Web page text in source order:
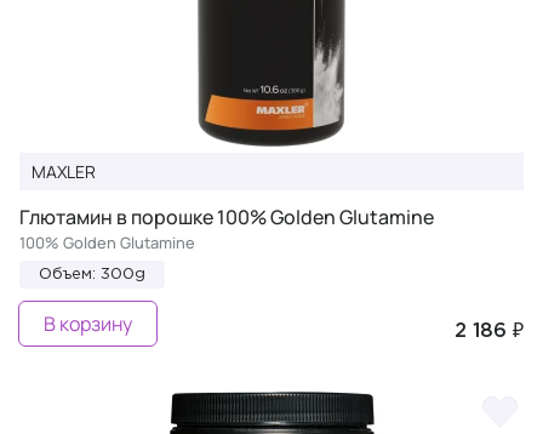
MAXLER
Глютамин в порошке 100% Golden Glutamine
100% Golden Glutamine
Объем: 300g
2 186 ₽
В корзину